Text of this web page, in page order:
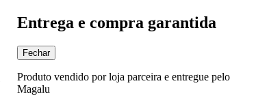
Entrega e compra garantida
Fechar
Produto vendido por loja parceira e entregue pelo
Magalu